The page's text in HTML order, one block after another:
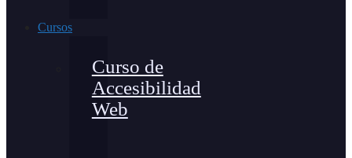
Cursos
Curso de
Accesibilidad
Web